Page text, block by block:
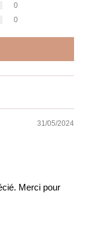
0
0
31/05/2024
Merci pour